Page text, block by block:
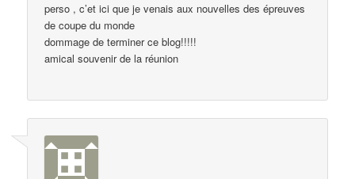
perso , c’et ici que je venais aux nouvelles des épreuves
de coupe du monde
dommage de terminer ce blog!!!!!
amical souvenir de la réunion